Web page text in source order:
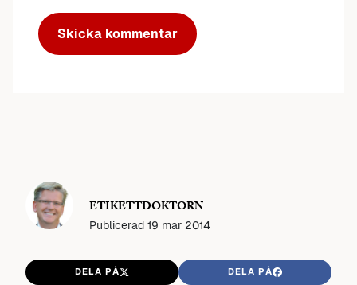
ETIKETTDOKTORN
Publicerad 19 mar 2014
DELA PÅ DELA PÅ